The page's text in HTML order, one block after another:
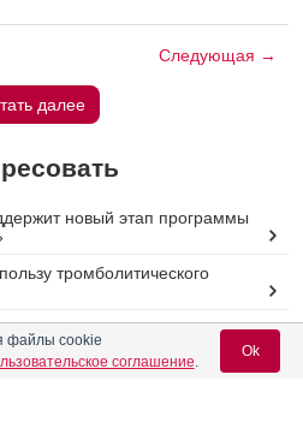
Следующая →
далее
новый этап программы
тромболитического
сообщает о росте
г.
файлы cookie
соглашение.
Ok